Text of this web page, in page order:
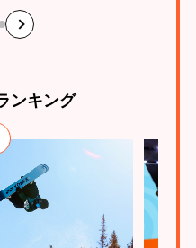
ンキング